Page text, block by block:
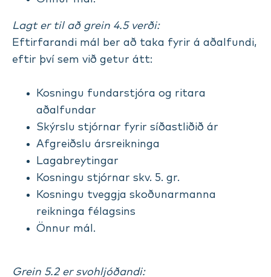
Lagt er til að grein 4.5 verði:
Eftirfarandi mál ber að taka fyrir á aðalfundi,
eftir því sem við getur átt:
Kosningu fundarstjóra og ritara
aðalfundar
Skýrslu stjórnar fyrir síðastliðið ár
Afgreiðslu ársreikninga
Lagabreytingar
Kosningu stjórnar skv. 5. gr.
Kosningu tveggja skoðunarmanna
reikninga félagsins
Önnur mál.
Grein 5.2 er svohljóðandi: